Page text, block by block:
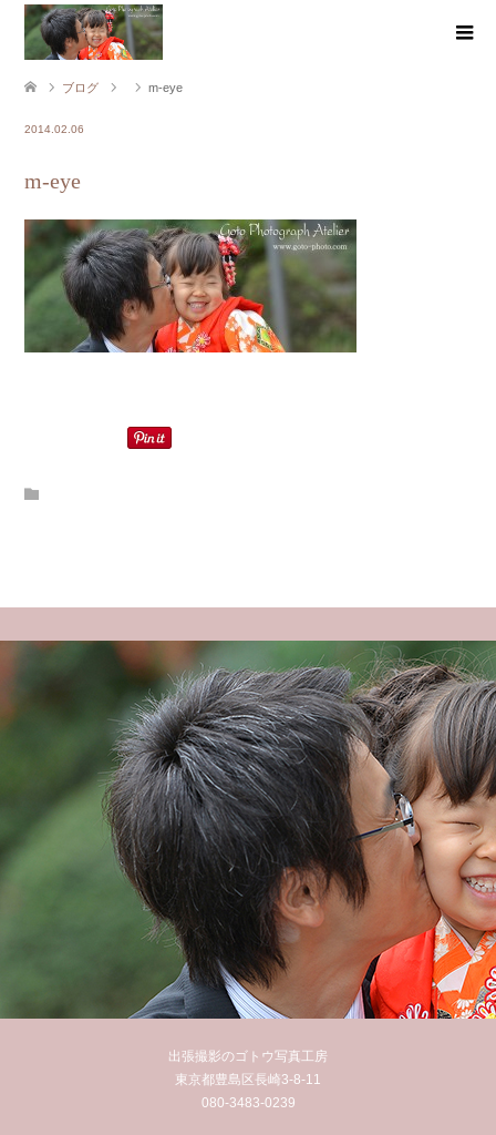
ブログ m-eye
2014.02.06
m-eye
出張撮影のゴトウ写真工房
東京都豊島区長崎3-8-11
080-3483-0239